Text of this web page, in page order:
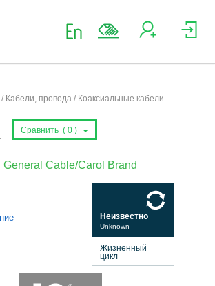
Кабели, провода / Коаксиальные кабели
Сравнить ( 0 )
General Cable/Carol Brand